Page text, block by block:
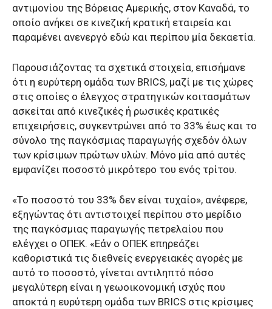
αντιμονίου της Βόρειας Αμερικής, στον Καναδά, το
οποίο ανήκει σε κινεζική κρατική εταιρεία και
παραμένει ανενεργό εδώ και περίπου μία δεκαετία.
Παρουσιάζοντας τα σχετικά στοιχεία, επισήμανε
ότι η ευρύτερη ομάδα των BRICS, μαζί με τις χώρες
στις οποίες ο έλεγχος στρατηγικών κοιτασμάτων
ασκείται από κινεζικές ή ρωσικές κρατικές
επιχειρήσεις, συγκεντρώνει από το 33% έως και το
σύνολο της παγκόσμιας παραγωγής σχεδόν όλων
των κρίσιμων πρώτων υλών. Μόνο μία από αυτές
εμφανίζει ποσοστό μικρότερο του ενός τρίτου.
«Το ποσοστό του 33% δεν είναι τυχαίο», ανέφερε,
εξηγώντας ότι αντιστοιχεί περίπου στο μερίδιο
της παγκόσμιας παραγωγής πετρελαίου που
ελέγχει ο ΟΠΕΚ. «Εάν ο ΟΠΕΚ επηρεάζει
καθοριστικά τις διεθνείς ενεργειακές αγορές με
αυτό το ποσοστό, γίνεται αντιληπτό πόσο
μεγαλύτερη είναι η γεωοικονομική ισχύς που
αποκτά η ευρύτερη ομάδα των BRICS στις κρίσιμες